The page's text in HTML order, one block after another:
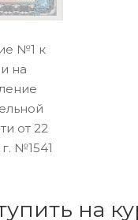
№1 к
на
от 22
№1541
на